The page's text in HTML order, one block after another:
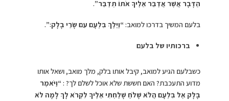
הַדָּבָר אֲשֶׁר אֲדַבֵּר אֵלֶיךָ אֹתוֹ תְדַבֵּר”.
בלעם המשיך בדרכו למואב:“וַיֵּלֶךְ בִּלְעָם עִם שָׂרֵי בָלָק׃”.
ברכותיו של בלעם
כשבלעם הגיע למואב, קיבל אותו בלק, מלך מואב, ושאל אותו
מדוע התעכבת? האם חששת שלא אוכל לשלם לך? :“וַיֹּאמֶר
בָּלָק אֶל בִּלְעָם הֲלֹא שָׁלֹחַ שָׁלַחְתִּי אֵלֶיךָ לִקְרֹא לָךְ לָמָּה לֹא